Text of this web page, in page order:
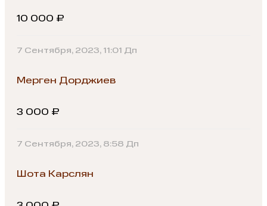
10 000 ₽
7 Сентября, 2023, 11:01 Дп
Мерген Дорджиев
3 000 ₽
7 Сентября, 2023, 8:58 Дп
Шота Карслян